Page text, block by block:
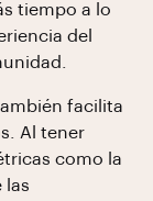
tiempo a lo
del
facilita
Al tener
como la
las